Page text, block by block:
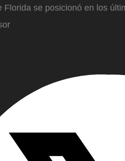
Florida se posicionó en los